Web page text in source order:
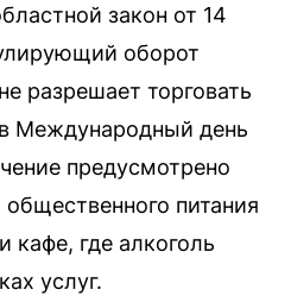
закон от 14
оборот
разрешает торговать
Международный день
предусмотрено
питания
кафе, где алкоголь
услуг.